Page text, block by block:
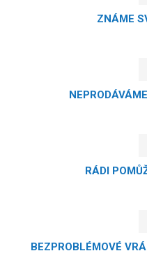
ZNÁME
RÁDI
BEZPROBLÉMOVÉ